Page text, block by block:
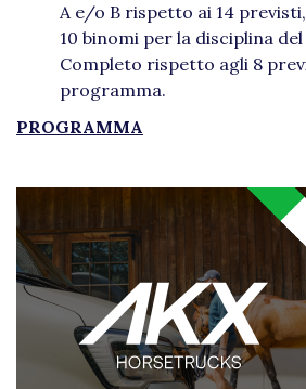
A e/o B rispetto ai 14
10 binomi per la disciplina
Completo rispetto agli 8
programma.
PROGRAMMA